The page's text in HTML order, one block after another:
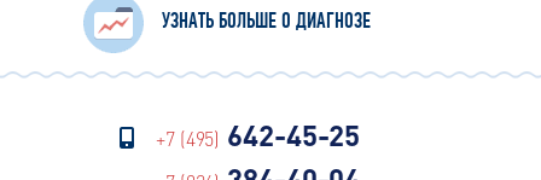
УЗНАТЬ БОЛЬШЕ О ДИАГНОЗЕ
+7 (495) 642-45-25